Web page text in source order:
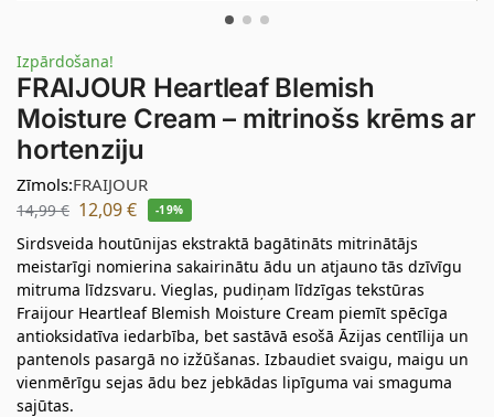
Izpārdošana!
FRAIJOUR Heartleaf Blemish
Moisture Cream – mitrinošs krēms ar
hortenziju
Zīmols:FRAIJOUR
14,99€ 12,09€ -19%
Sirdsveida houtūnijas ekstraktā bagātināts mitrinātājs
meistarīgi nomierina sakairinātu ādu un atjauno tās dzīvīgu
mitruma līdzsvaru. Vieglas, pudiņam līdzīgas tekstūras
Fraijour Heartleaf Blemish Moisture Cream piemīt spēcīga
antioksidatīva iedarbība, bet sastāvā esošā Āzijas centīlija un
pantenols pasargā no izžūšanas. Izbaudiet svaigu, maigu un
vienmērīgu sejas ādu bez jebkādas lipīguma vai smaguma
sajūtas.